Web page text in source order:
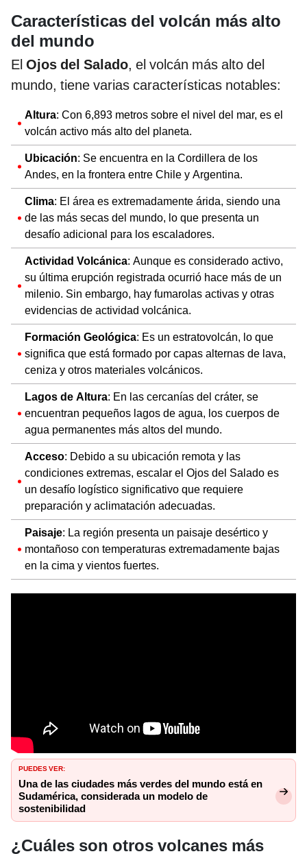
Características del volcán más alto
del mundo
El Ojos del Salado, el volcán más alto del
mundo, tiene varias características notables:
Altura: Con 6,893 metros sobre el nivel del mar, es el
volcán activo más alto del planeta.
Ubicación: Se encuentra en la Cordillera de los
Andes, en la frontera entre Chile y Argentina.
Clima: El área es extremadamente árida, siendo una
de las más secas del mundo, lo que presenta un
desafío adicional para los escaladores.
Actividad Volcánica: Aunque es considerado activo,
su última erupción registrada ocurrió hace más de un
milenio. Sin embargo, hay fumarolas activas y otras
evidencias de actividad volcánica.
Formación Geológica: Es un estratovolcán, lo que
significa que está formado por capas alternas de lava,
ceniza y otros materiales volcánicos.
Lagos de Altura: En las cercanías del cráter, se
encuentran pequeños lagos de agua, los cuerpos de
agua permanentes más altos del mundo.
Acceso: Debido a su ubicación remota y las
condiciones extremas, escalar el Ojos del Salado es
un desafío logístico significativo que requiere
preparación y aclimatación adecuadas.
Paisaje: La región presenta un paisaje desértico y
montañoso con temperaturas extremadamente bajas
en la cima y vientos fuertes.
PUEDES VER:
Una de las ciudades más verdes del mundo está en
Sudamérica, considerada un modelo de
sostenibilidad
¿Cuáles son otros volcanes más